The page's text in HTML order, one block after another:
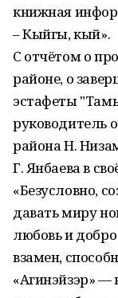
книжная
– Кыйгы, кый».
С отчётом о
районе, о
эстафеты
руководитель
района Н.
Г. Янбаева в
«Безусловно,
давать миру
любовь и добро
взамен,
«Агинэйзэр» —